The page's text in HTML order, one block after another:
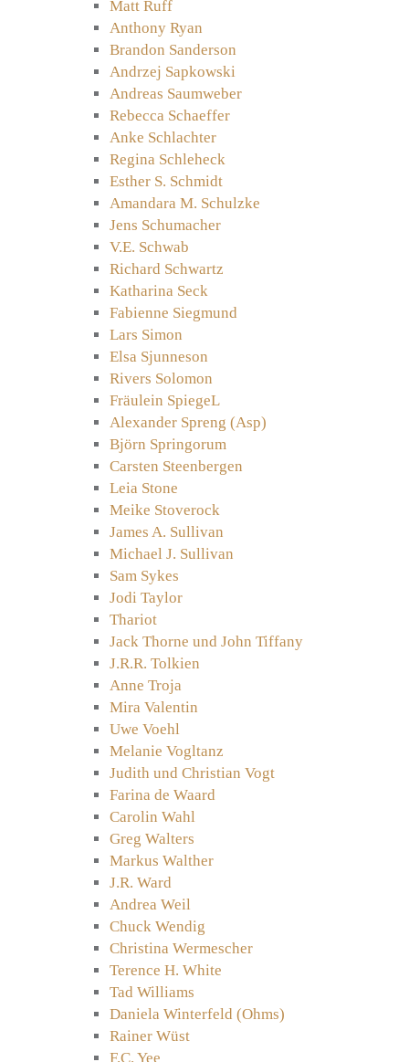
Matt Ruff
Anthony Ryan
Brandon Sanderson
Andrzej Sapkowski
Andreas Saumweber
Rebecca Schaeffer
Anke Schlachter
Regina Schleheck
Esther S. Schmidt
Amandara M. Schulzke
Jens Schumacher
V.E. Schwab
Richard Schwartz
Katharina Seck
Fabienne Siegmund
Lars Simon
Elsa Sjunneson
Rivers Solomon
Fräulein SpiegeL
Alexander Spreng (Asp)
Björn Springorum
Carsten Steenbergen
Leia Stone
Meike Stoverock
James A. Sullivan
Michael J. Sullivan
Sam Sykes
Jodi Taylor
Thariot
Jack Thorne und John Tiffany
J.R.R. Tolkien
Anne Troja
Mira Valentin
Uwe Voehl
Melanie Vogltanz
Judith und Christian Vogt
Farina de Waard
Carolin Wahl
Greg Walters
Markus Walther
J.R. Ward
Andrea Weil
Chuck Wendig
Christina Wermescher
Terence H. White
Tad Williams
Daniela Winterfeld (Ohms)
Rainer Wüst
F.C. Yee